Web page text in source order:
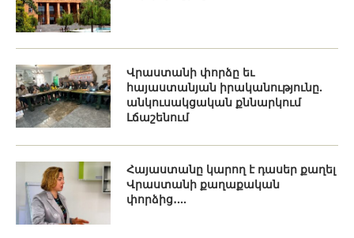
Վրաստանի փորձը եւ
հայաստանյան իրականությունը.
անկուսակցական քննարկում
Լճաշենում
Հայաստանը կարող է դասեր քաղել
Վրաստանի քաղաքական
փորձից․...